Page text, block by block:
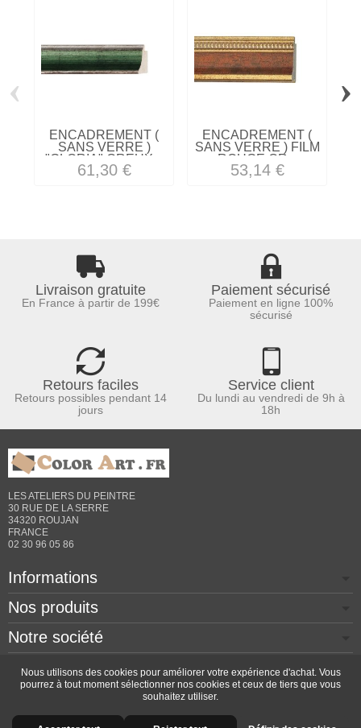
ENCADREMENT (
SANS VERRE )
"GLORIA" CREUX...
61,30 €
ENCADREMENT (
SANS VERRE ) FILM
ROUGE OR...
53,14 €
‹ ›
Livraison gratuite
En France à partir de 199€
Paiement sécurisé
Paiement en ligne 100%
sécurisé
Retours faciles
Retours possibles pendant 14
jours
Service client
Du lundi au vendredi de 9h à
18h
LES ATELIERS DU PEINTRE
30 RUE DE LA SERRE
34320 ROUJAN
FRANCE
02 30 96 05 86
Informations
Nos produits
Notre société
Contactez-nous
Copyright © 2026 - Design by Prestacrea - Ecommerce
Nous utilisons des cookies pour améliorer votre expérience d'achat. Vous
pourrez à tout moment sélectionner nos cookies et ceux de tiers que vous
souhaitez utiliser.